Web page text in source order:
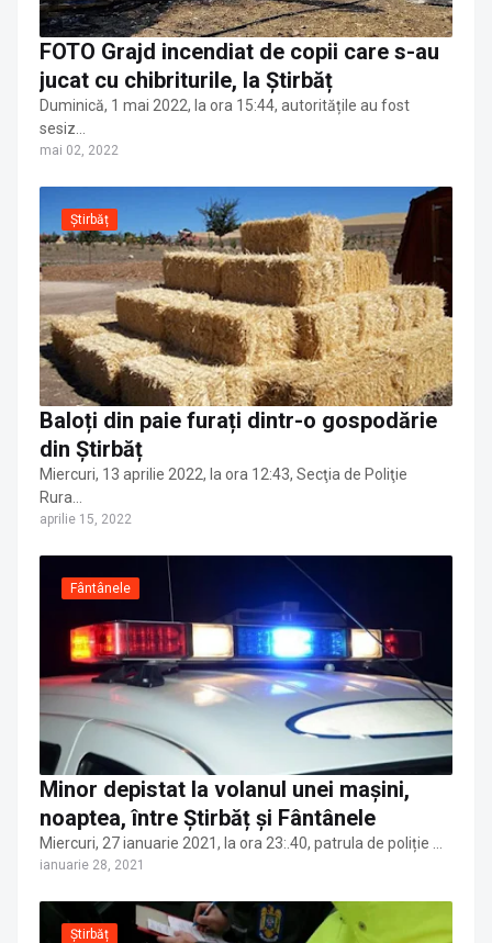
FOTO Grajd incendiat de copii care s-au
jucat cu chibriturile, la Știrbăț
Duminică, 1 mai 2022, la ora 15:44, autoritățile au fost
sesiz…
mai 02, 2022
Știrbăț
Baloți din paie furați dintr-o gospodărie
din Știrbăț
Miercuri, 13 aprilie 2022, la ora 12:43, Secţia de Poliţie
Rura…
aprilie 15, 2022
Fântânele
Minor depistat la volanul unei mașini,
noaptea, între Știrbăț și Fântânele
Miercuri, 27 ianuarie 2021, la ora 23:.40, patrula de poliție …
ianuarie 28, 2021
Știrbăț